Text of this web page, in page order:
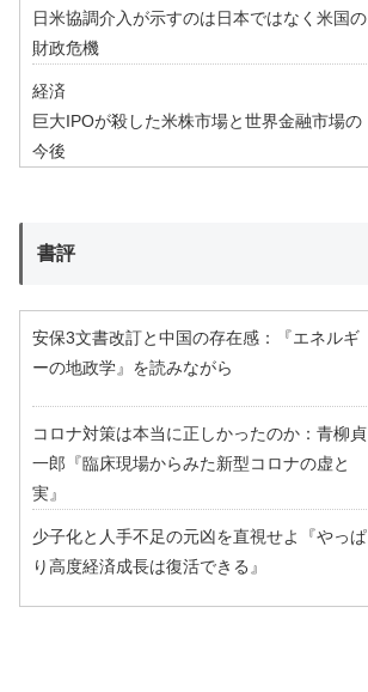
日米協調介入が示すのは日本ではなく米国の
財政危機
経済
巨大IPOが殺した米株市場と世界金融市場の
今後
書評
安保3文書改訂と中国の存在感：『エネルギ
ーの地政学』を読みながら
コロナ対策は本当に正しかったのか：青柳貞
一郎『臨床現場からみた新型コロナの虚と
実』
少子化と人手不足の元凶を直視せよ『やっぱ
り高度経済成長は復活できる』